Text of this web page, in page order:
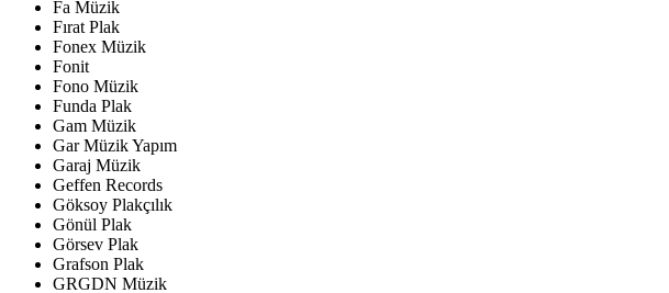
Fa Müzik
Fırat Plak
Fonex Müzik
Fonit
Fono Müzik
Funda Plak
Gam Müzik
Gar Müzik Yapım
Garaj Müzik
Geffen Records
Göksoy Plakçılık
Gönül Plak
Görsev Plak
Grafson Plak
GRGDN Müzik